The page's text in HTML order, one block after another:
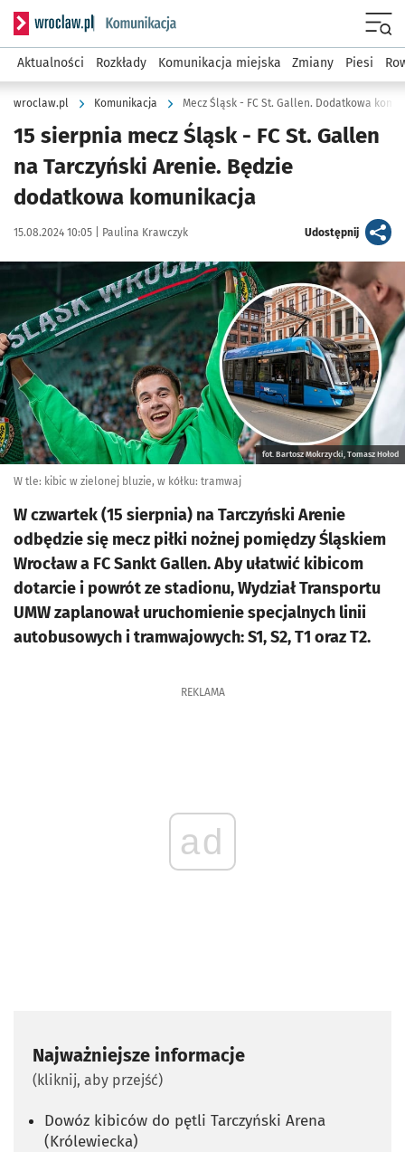
Serwis informacyjny wroclaw.pl podserwis: Komunikacja
Aktualności Rozkłady Komunikacja miejska Zmiany Piesi
wroclaw.pl Komunikacja Mecz Śląsk - FC St. Gallen. Dodatkowa
15 sierpnia mecz Śląsk - FC St. Gallen
na Tarczyński Arenie. Będzie
dodatkowa komunikacja
Data publikacji:
15.08.2024 10:05 | Autor:
Paulina Krawczyk Udostępnijartykuł
Kliknij, aby powiększyć
fot. Bartosz Mokrzycki, Tomasz Hołod
W tle: kibic w zielonej bluzie, w kółku: tramwaj
W czwartek (15 sierpnia) na Tarczyński Arenie
odbędzie się mecz piłki nożnej pomiędzy Śląskiem
Wrocław a FC Sankt Gallen. Aby ułatwić kibicom
dotarcie i powrót ze stadionu, Wydział Transportu
UMW zaplanował uruchomienie specjalnych linii
autobusowych i tramwajowych: S1, S2, T1 oraz T2.
REKLAMA
ad
Najważniejsze informacje
(kliknij, aby przejść)
Dowóz kibiców do pętli Tarczyński Arena
(Królewiecka)